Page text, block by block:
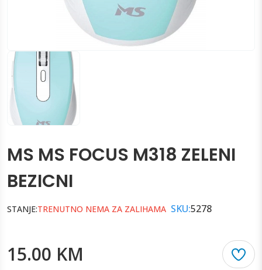
MS MS FOCUS M318 ZELENI
BEZICNI
STANJE:TRENUTNO NEMA ZA ZALIHAMA SKU:5278
15.00 KM